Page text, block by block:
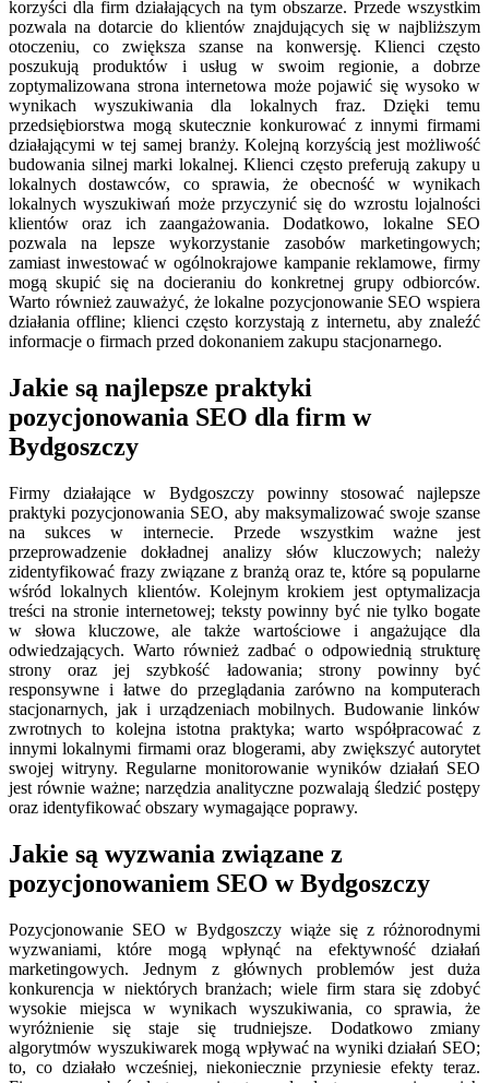
korzyści dla firm działających na tym obszarze. Przede wszystkim
pozwala na dotarcie do klientów znajdujących się w najbliższym
otoczeniu, co zwiększa szanse na konwersję. Klienci często
poszukują produktów i usług w swoim regionie, a dobrze
zoptymalizowana strona internetowa może pojawić się wysoko w
wynikach wyszukiwania dla lokalnych fraz. Dzięki temu
przedsiębiorstwa mogą skutecznie konkurować z innymi firmami
działającymi w tej samej branży. Kolejną korzyścią jest możliwość
budowania silnej marki lokalnej. Klienci często preferują zakupy u
lokalnych dostawców, co sprawia, że obecność w wynikach
lokalnych wyszukiwań może przyczynić się do wzrostu lojalności
klientów oraz ich zaangażowania. Dodatkowo, lokalne SEO
pozwala na lepsze wykorzystanie zasobów marketingowych;
zamiast inwestować w ogólnokrajowe kampanie reklamowe, firmy
mogą skupić się na docieraniu do konkretnej grupy odbiorców.
Warto również zauważyć, że lokalne pozycjonowanie SEO wspiera
działania offline; klienci często korzystają z internetu, aby znaleźć
informacje o firmach przed dokonaniem zakupu stacjonarnego.
Jakie są najlepsze praktyki
pozycjonowania SEO dla firm w
Bydgoszczy
Firmy działające w Bydgoszczy powinny stosować najlepsze
praktyki pozycjonowania SEO, aby maksymalizować swoje szanse
na sukces w internecie. Przede wszystkim ważne jest
przeprowadzenie dokładnej analizy słów kluczowych; należy
zidentyfikować frazy związane z branżą oraz te, które są popularne
wśród lokalnych klientów. Kolejnym krokiem jest optymalizacja
treści na stronie internetowej; teksty powinny być nie tylko bogate
w słowa kluczowe, ale także wartościowe i angażujące dla
odwiedzających. Warto również zadbać o odpowiednią strukturę
strony oraz jej szybkość ładowania; strony powinny być
responsywne i łatwe do przeglądania zarówno na komputerach
stacjonarnych, jak i urządzeniach mobilnych. Budowanie linków
zwrotnych to kolejna istotna praktyka; warto współpracować z
innymi lokalnymi firmami oraz blogerami, aby zwiększyć autorytet
swojej witryny. Regularne monitorowanie wyników działań SEO
jest równie ważne; narzędzia analityczne pozwalają śledzić postępy
oraz identyfikować obszary wymagające poprawy.
Jakie są wyzwania związane z
pozycjonowaniem SEO w Bydgoszczy
Pozycjonowanie SEO w Bydgoszczy wiąże się z różnorodnymi
wyzwaniami, które mogą wpłynąć na efektywność działań
marketingowych. Jednym z głównych problemów jest duża
konkurencja w niektórych branżach; wiele firm stara się zdobyć
wysokie miejsca w wynikach wyszukiwania, co sprawia, że
wyróżnienie się staje się trudniejsze. Dodatkowo zmiany
algorytmów wyszukiwarek mogą wpływać na wyniki działań SEO;
to, co działało wcześniej, niekoniecznie przyniesie efekty teraz.